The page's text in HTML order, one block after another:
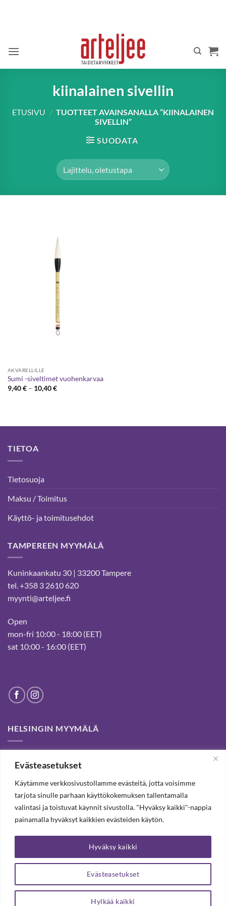
Evästeasetukset
Käytämme verkkosivustollamme evästeitä, jotta voisimme
tarjota sinulle parhaan käyttökokemuksen tallentamalla
valintasi ja toistuvat käynnit sivustolla. "Hyväksy kaikki"-nappia
painamalla hyväksyt kaikkien evästeiden käytön.
Evästeasetukset
Hylkää kaikki
Hyväksy kaikki
kiinalainen sivellin
ETUSIVU / TUOTTEET AVAINSANALLA “KIINALAINEN
SIVELLIN”
SUODATA
AKVARELLILLE
Sumi -siveltimet vuohenkarvaa
9,40€ – 10,40€Hintaluokka:
TIETOA
Tietosuoja
Maksu / Toimitus
Käyttö- ja toimitusehdot
TAMPEREEN MYYMÄLÄ
Kuninkaankatu 30 | 33200 Tampere
tel. +358 3 2610 620
myynti@arteljee.fi
Open
mon-fri 10:00 - 18:00 (EET)
sat 10:00 - 16:00 (EET)
HELSINGIN MYYMÄLÄ
customers for passed years and welcome you to our Tampere
shop and webstore.
TILAA UUTISKIRJE, SAAT 20% ALENNUKSEN
TILAA UUTISKIRJEEMME